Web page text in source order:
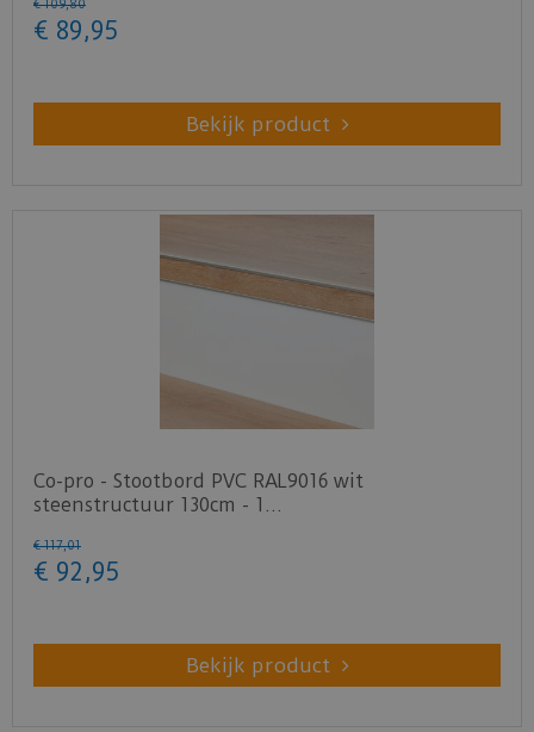
€ 109,80
€ 89,95
Bekijk product
Co-pro - Stootbord PVC RAL9016 wit
steenstructuur 130cm - 1…
€ 117,01
€ 92 ,95
Bekijk product